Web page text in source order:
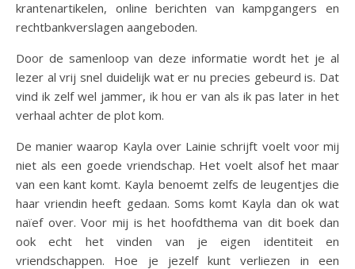
krantenartikelen, online berichten van kampgangers en
rechtbankverslagen aangeboden.
Door de samenloop van deze informatie wordt het je al
lezer al vrij snel duidelijk wat er nu precies gebeurd is. Dat
vind ik zelf wel jammer, ik hou er van als ik pas later in het
verhaal achter de plot kom.
De manier waarop Kayla over Lainie schrijft voelt voor mij
niet als een goede vriendschap. Het voelt alsof het maar
van een kant komt. Kayla benoemt zelfs de leugentjes die
haar vriendin heeft gedaan. Soms komt Kayla dan ok wat
naïef over. Voor mij is het hoofdthema van dit boek dan
ook echt het vinden van je eigen identiteit en
vriendschappen. Hoe je jezelf kunt verliezen in een